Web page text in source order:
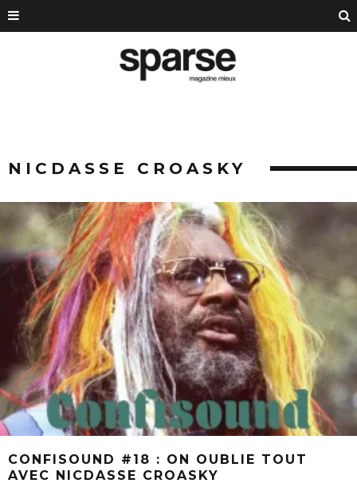
NICDASSE CROASKY
CONFISOUND #18 : ON OUBLIE TOUT
AVEC NICDASSE CROASKY